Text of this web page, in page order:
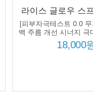
라이스 글로우 스
100ml 광채 부스
700146ppm
[피부자극테스트 0.0
백 주름 개선 시너지 극
신아마이드 + 비타민
+ 코직애씨드 추
18,000